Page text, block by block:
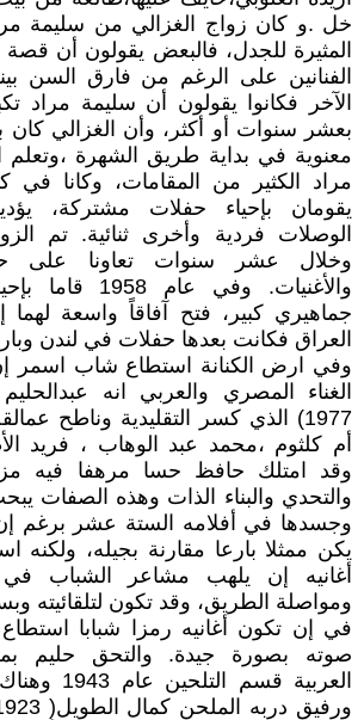
خل .و كان زواج الغزالي من سليمة
المثيرة للجدل، فالبعض يقولون أن
الفنانين على الرغم من فارق السن
الآخر فكانوا يقولون أن سليمة مراد
بعشر سنوات أو أكثر، وأن الغزالي كان
معنوية في بداية طريق الشهرة ،وتعلم
مراد الكثير من المقامات، وكانا في
يقومان بإحياء حفلات مشتركة،
وخلال عشر سنوات تعاونا على
والأغنيات. وفي
جماهيري كبير، فتح آفاقاً واسعة
العراق فكانت بعدها حفلات في لندن
وفي ارض الكنانة استطاع شاب اسمر
1977) الذي كسر التقليدية وناطح
أم كلثوم ،محمد عبد الوهاب ، فريد
وقد امتلك حافظ حسا مرهفا فيه
والتحدي والبناء الذات وهذه الصفات
وجسدها في أفلامه الستة عشر برغم
يكن ممثلا بارعا مقارنة بجيله، ولكنه
أغانيه إن يلهب مشاعر الشباب في
ومواصلة الطريق، وقد تكون لتلقائيته
في إن تكون أغانيه رمزا شبابا
صوته بصورة جيدة. والتحق حليم
العربية قسم